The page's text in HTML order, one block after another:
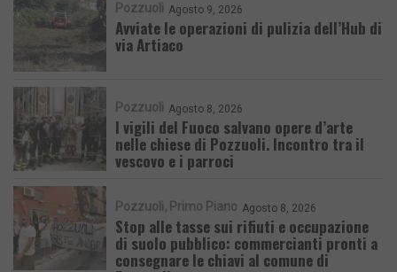
Pozzuoli Agosto 9, 2026
Avviate le operazioni di pulizia dell’Hub di
via Artiaco
Pozzuoli Agosto 8, 2026
I vigili del Fuoco salvano opere d’arte
nelle chiese di Pozzuoli. Incontro tra il
vescovo e i parroci
Pozzuoli Primo Piano Agosto 8, 2026
Stop alle tasse sui rifiuti e occupazione
di suolo pubblico: commercianti pronti a
consegnare le chiavi al comune di